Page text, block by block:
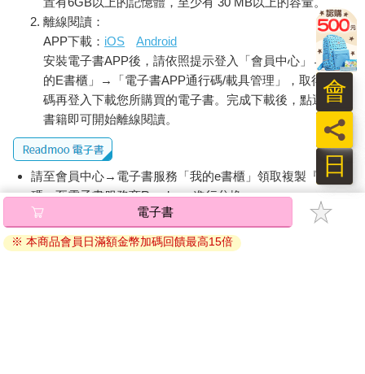
離線閱讀：
APP下載： iOS
Android
安裝電子書APP後，請依照提示登入「會員中心」→「我
的E書櫃」→「電子書APP通行碼/載具管理」，取得通行
碼再登入下載您所購買的電子書。完成下載後，點選任一
書籍即可開始離線閱讀。
請至會員中心→電子書服務「我的e書櫃」領取複製『兌換
碼』至電子書服務商Readmoo進行兌換。
退換貨須知：
因版權保護，您在金石堂所購買的電子書僅能以金石堂專屬
電子書
※ 本商品會員日滿額金幣加碼回饋最高15倍
日
員
會